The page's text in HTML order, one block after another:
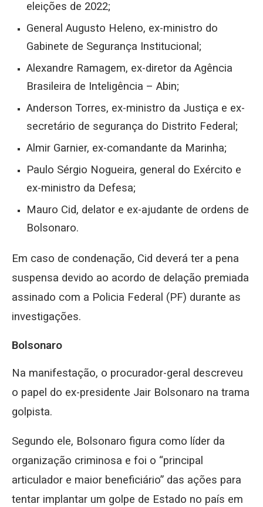
eleições de 2022;
General Augusto Heleno, ex-ministro do
Gabinete de Segurança Institucional;
Alexandre Ramagem, ex-diretor da Agência
Brasileira de Inteligência – Abin;
Anderson Torres, ex-ministro da Justiça e ex-
secretário de segurança do Distrito Federal;
Almir Garnier, ex-comandante da Marinha;
Paulo Sérgio Nogueira, general do Exército e
ex-ministro da Defesa;
Mauro Cid, delator e ex-ajudante de ordens de
Bolsonaro.
Em caso de condenação, Cid deverá ter a pena
suspensa devido ao acordo de delação premiada
assinado com a Policia Federal (PF) durante as
investigações.
Bolsonaro
Na manifestação, o procurador-geral descreveu
o papel do ex-presidente Jair Bolsonaro na trama
golpista.
Segundo ele, Bolsonaro figura como líder da
organização criminosa e foi o “principal
articulador e maior beneficiário” das ações para
tentar implantar um golpe de Estado no país em